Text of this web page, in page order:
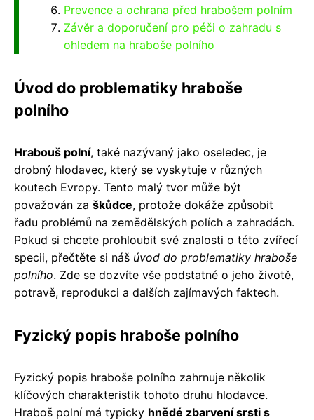
Prevence a ochrana před hrabošem polním
Závěr a doporučení pro péči o zahradu s
ohledem na hraboše polního
Úvod do problematiky hraboše
polního
Hrabouš polní, také nazývaný jako oseledec, je
drobný hlodavec, který se vyskytuje v různých
koutech Evropy. Tento malý tvor může být
považován za škůdce, protože dokáže způsobit
řadu problémů na zemědělských polích a zahradách.
Pokud si chcete prohloubit své znalosti o této zvířecí
specii, přečtěte si náš úvod do problematiky hraboše
polního. Zde se dozvíte vše podstatné o jeho životě,
potravě, reprodukci a dalších zajímavých faktech.
Fyzický popis hraboše polního
Fyzický popis hraboše polního zahrnuje několik
klíčových charakteristik tohoto druhu hlodavce.
Hraboš polní má typicky hnědé zbarvení srsti s